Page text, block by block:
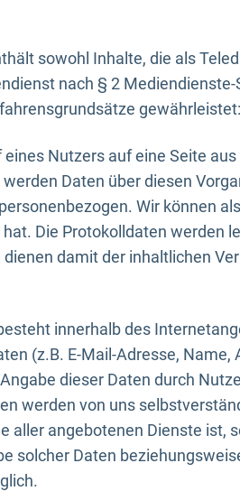
sowohl Inhalte, die als
nach § 2
gewährleistet:
Nutzers auf eine Seite
Daten über diesen
Wir können
Die Protokolldaten werden
damit der inhaltlichen
innerhalb des
(z.B. E-Mail-Adresse,
dieser Daten durch
werden von uns
aller angebotenen Dienste ist,
solcher Daten